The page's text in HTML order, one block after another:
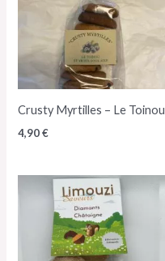
Crusty Myrtilles – Le Toinou
4,90€